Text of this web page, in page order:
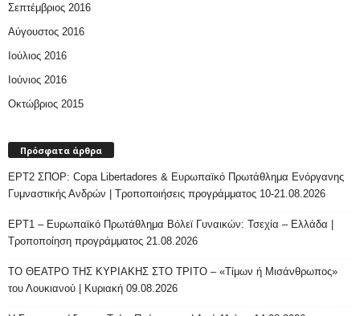
Σεπτέμβριος 2016
Αύγουστος 2016
Ιούλιος 2016
Ιούνιος 2016
Οκτώβριος 2015
Πρόσφατα άρθρα
ΕΡΤ2 ΣΠΟΡ: Copa Libertadores & Ευρωπαϊκό Πρωτάθλημα Ενόργανης
Γυμναστικής Ανδρών | Τροποποιήσεις προγράμματος 10-21.08.2026
ΕΡΤ1 – Ευρωπαϊκό Πρωτάθλημα Βόλεϊ Γυναικών: Τσεχία – Ελλάδα |
Τροποποίηση προγράμματος 21.08.2026
ΤΟ ΘΕΑΤΡΟ ΤΗΣ ΚΥΡΙΑΚΗΣ ΣΤΟ ΤΡΙΤΟ – «Τίμων ή Μισάνθρωπος»
του Λουκιανού | Κυριακή 09.08.2026